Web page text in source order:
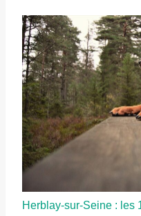
Herblay-sur-Seine : les